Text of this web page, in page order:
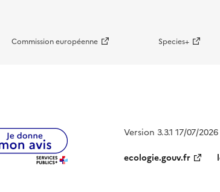
Commission européenne Species+
Version 3.3.1 17/07/2026
ecologie.gouv.fr